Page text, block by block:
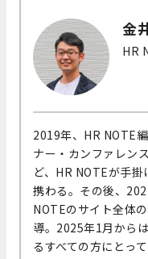
金
HR
2019年、HR NOTE
ナー・カンファレン
ど、HR NOTEが手
携わる。その後、
NOTEのサイト全体
導。2025年1月から
るすべての方にとっ